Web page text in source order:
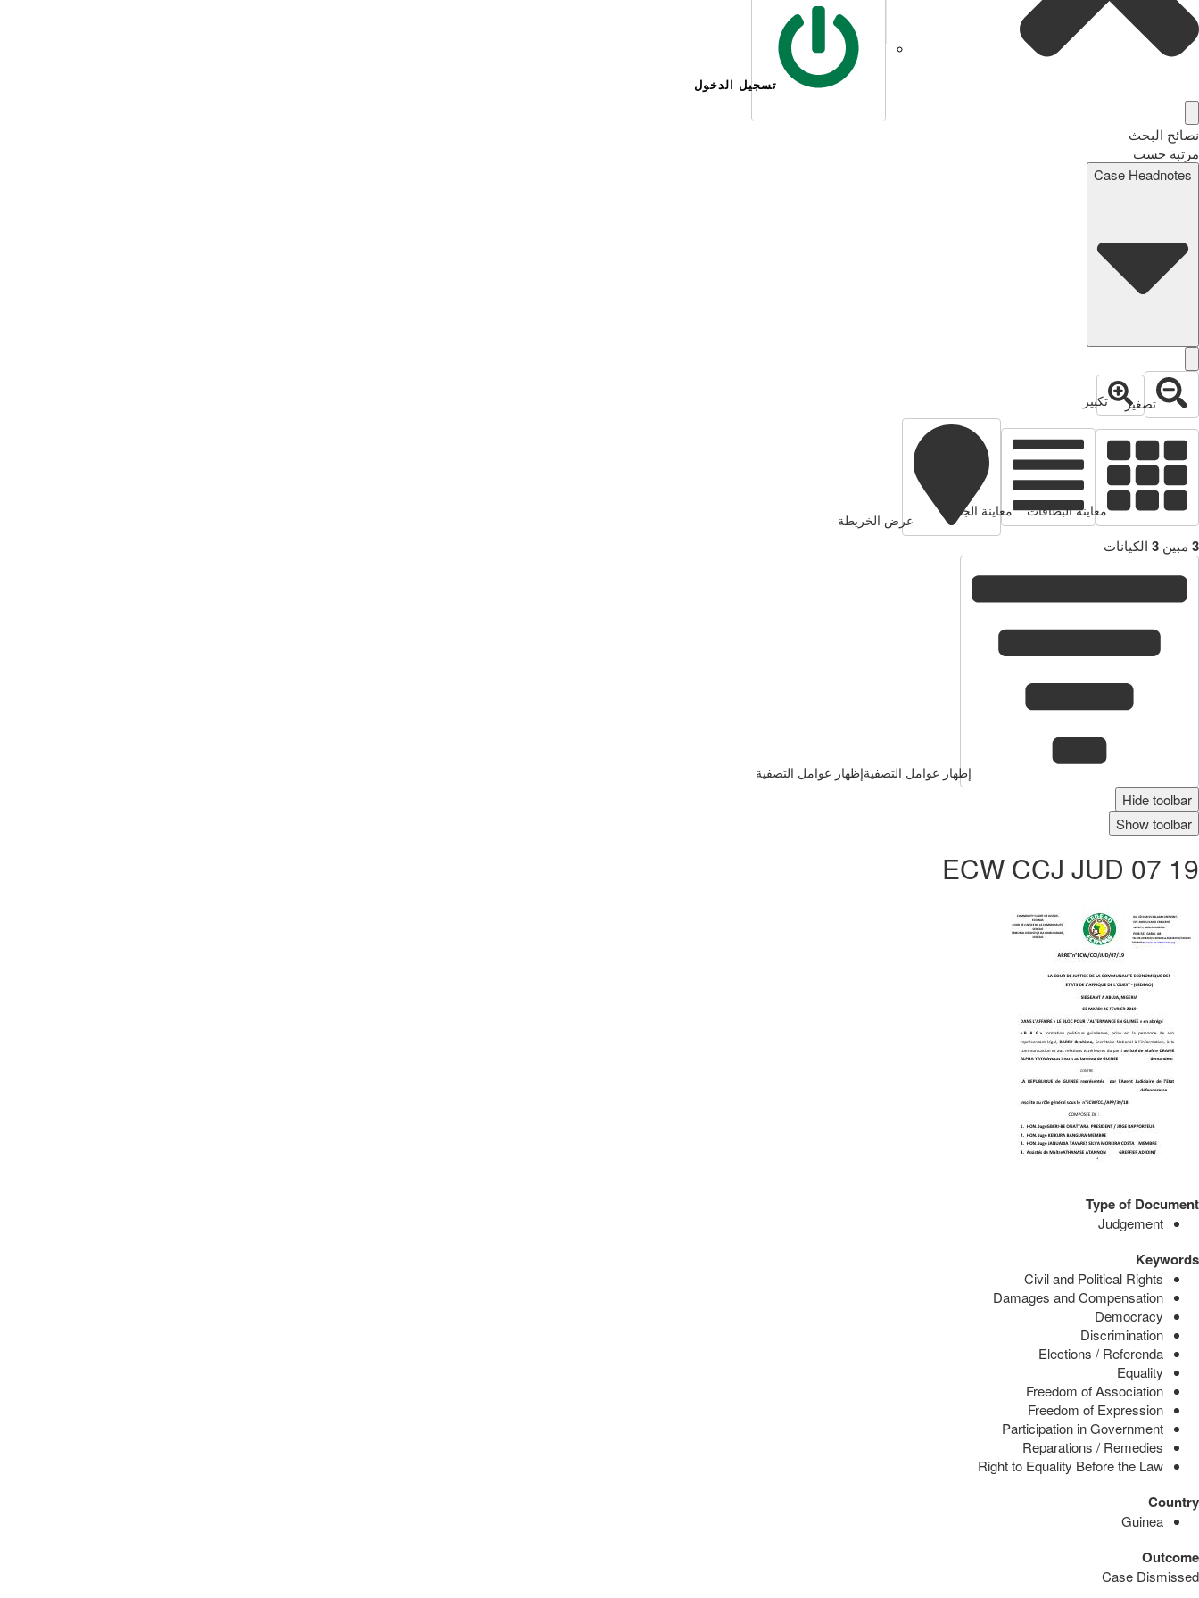
تسجيل الدخول
نصائح البحث
مرتبة حسب
Case Headnotes
تصغير تكبير
معاينة البطاقات معاينة الجدول
عرض الخريطة
3 مبين 3 الكيانات
إظهار عوامل التصفيةإظهار عوامل التصفية
Hide toolbar
Show toolbar
ECW CCJ JUD 07 19
Type of Document
Judgement
Keywords
Civil and Political Rights
Damages and Compensation
Democracy
Discrimination
Elections / Referenda
Equality
Freedom of Association
Freedom of Expression
Participation in Government
Reparations / Remedies
Right to Equality Before the Law
Country
Guinea
Outcome
Case Dismissed